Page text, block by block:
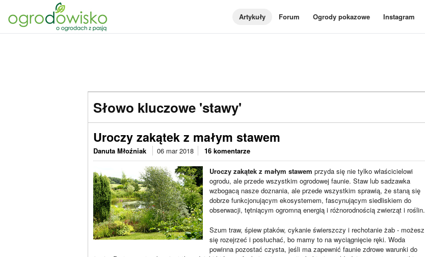
Artykuły Forum Ogrody pokazowe Instagram
Słowo kluczowe 'stawy'
Uroczy zakątek z małym stawem
Danuta Młoźniak 06 mar 2018 16 komentarze
Uroczy zakątek z małym stawem przyda się nie tylko właścicielowi
ogrodu, ale przede wszystkim ogrodowej faunie. Staw lub sadzawka
wzbogacą nasze doznania, ale przede wszystkim sprawią, że staną się
dobrze funkcjonującym ekosystemem, fascynującym siedliskiem do
obserwacji, tętniącym ogromną energią i różnorodnością zwierząt i roślin.
Szum traw, śpiew ptaków, cykanie świerszczy i rechotanie żab - możesz
się rozejrzeć i posłuchać, bo mamy to na wyciągnięcie ręki. Woda
powinna pozostać czysta, jeśli ma zapewnić faunie zdrowe warunki do